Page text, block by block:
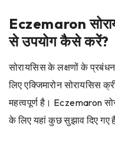
Eczemaron
से उपयोग कैसे करें?
सोरायसिस के लक्षणों के प्रबंधन
लिए एक्जिमारोन सोरायसिस
महत्वपूर्ण है। Eczemaron
के लिए यहां कुछ सुझाव दिए गए